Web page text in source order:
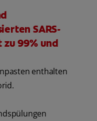
SARS-
99% und
enthalten